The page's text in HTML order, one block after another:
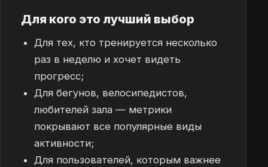
Для кого это лучший выбор
Для тех, кто тренируется несколько
раз в неделю и хочет видеть
прогресс;
Для бегунов, велосипедистов,
любителей зала — метрики
покрывают все популярные виды
активности;
Для пользователей, которым важнее